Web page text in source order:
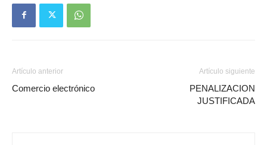
Artículo anterior
Comercio electrónico
Artículo siguiente
PENALIZACION
JUSTIFICADA